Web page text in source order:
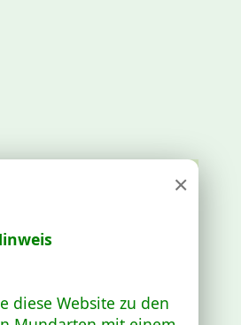
×
diese Website zu den